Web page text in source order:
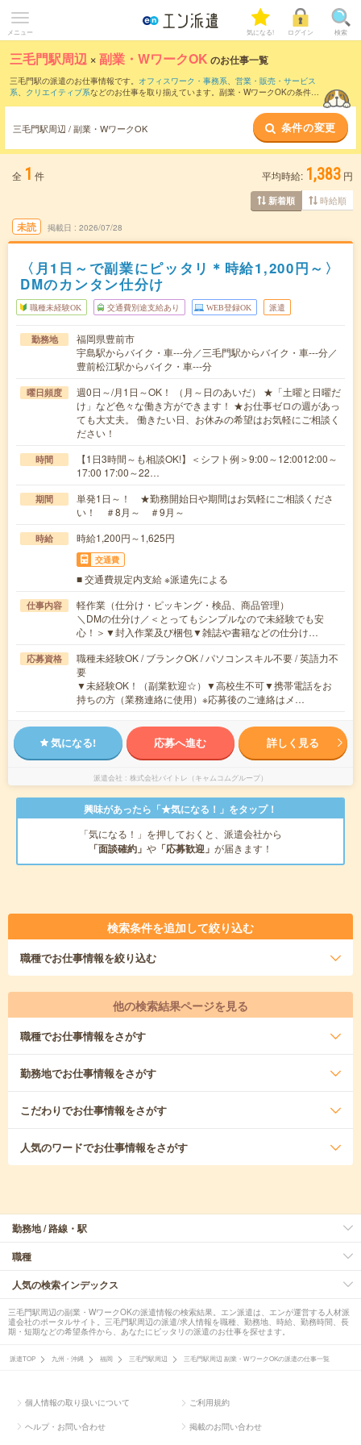
メニュー 気になる! ログイン 検索
三毛門駅周辺 ×副業・WワークOK のお仕事一覧
三毛門駅の派遣のお仕事情報です。 オフィスワーク・事務系、 営業・販売・サービス
系、 クリエイティブ系などのお仕事を取り揃えています。副業・WワークOKの条件の
三毛門駅周辺 / 副業・WワークOK 条件の変更
全 1 件 平均時給: 1,383 円
新着順 時給順
未読 掲載日 2026/07/28
〈月1日～で副業にピッタリ＊時給1,200円～〉
DMのカンタン仕分け
職種未経験OK 交通費別途支給あり WEB登録OK 派遣
勤務地
福岡県豊前市
宇島駅からバイク・車---分／三毛門駅からバイク・車---分／
豊前松江駅からバイク・車---分
曜日頻度
週0日～/月1日～OK！ （月～日のあいだ） ★「土曜と日曜だ
け」など色々な働き方ができます！ ★お仕事ゼロの週があっ
ても大丈夫。 働きたい日、お休みの希望はお気軽にご相談く
ださい！
時間
【1日3時間～も相談OK!】＜シフト例＞9:00～12:0012:00～
17:00 17:00～22…
期間
単発1日～！ ★勤務開始日や期間はお気軽にご相談くださ
い！ ＃8月～ ＃9月～
時給 時給1,200円～1,625円
交通費
■ 交通費規定内支給 ※派遣先による
仕事内容
軽作業（仕分け・ピッキング・検品、商品管理）
＼DMの仕分け／＜とってもシンプルなので未経験でも安
心！＞▼封入作業及び梱包▼雑誌や書籍などの仕分け…
応募資格
職種未経験OK / ブランクOK / パソコンスキル不要 / 英語力不
要
▼未経験OK！（副業歓迎☆）▼高校生不可▼携帯電話をお
持ちの方（業務連絡に使用）※応募後のご連絡はメ…
気になる! 応募へ進む 詳しく見る
派遣会社 株式会社バイトレ（キャムコムグループ）
興味があったら「★気になる！」をタップ！
「気になる！」を押しておくと、派遣会社から
「面談確約」 や 「応募歓迎」 が届きます！
検索条件を追加して絞り込む
職種でお仕事情報を絞り込む
他の検索結果ページを見る
職種でお仕事情報をさがす
勤務地でお仕事情報をさがす
こだわりでお仕事情報をさがす
人気のワードでお仕事情報をさがす
勤務地 / 路線・駅
職種
人気の検索インデックス
三毛門駅周辺の副業・WワークOKの派遣情報の検索結果。エン派遣は、エンが運営する人材派
遣会社のポータルサイト。三毛門駅周辺の派遣/求人情報を職種、勤務地、時給、勤務時間、長
期・短期などの希望条件から、あなたにピッタリの派遣のお仕事を探せます。
派遣TOP 九州・沖縄 福岡 三毛門駅周辺 三毛門駅周辺 副業・WワークOKの派遣の仕事一覧
個人情報の取り扱いについて ご利用規約
ヘルプ・お問い合わせ 掲載のお問い合わせ